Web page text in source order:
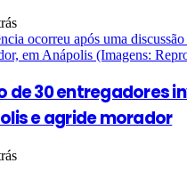
de 30 entregadores
e agride morador